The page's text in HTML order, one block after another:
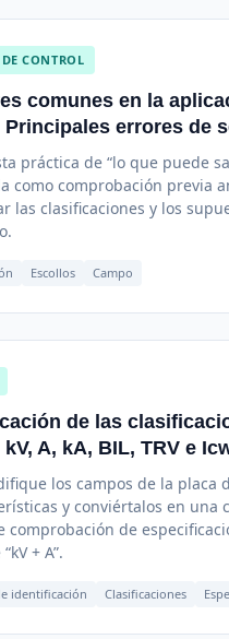
CONTROL
comunes en la
Principales errores de
práctica de “lo que puede
como comprobación previa
las clasificaciones y los
Escollos Campo
de las
kV, A, kA, BIL, TRV e
los campos de la placa
y conviértalos en una
comprobación de
+ A”.
identificación Clasificaciones